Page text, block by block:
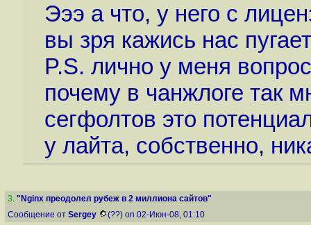
Эээ а что, у него с
вы зря кажись нас
P.S. лично у меня
почему в чанжлоге так
сегфолтов это
у лайта, собственно,
3. "Nginx преодолел рубеж в 2 миллиона сайтов"
Сообщение от Sergey (??) on 02-Июн-08, 01:10